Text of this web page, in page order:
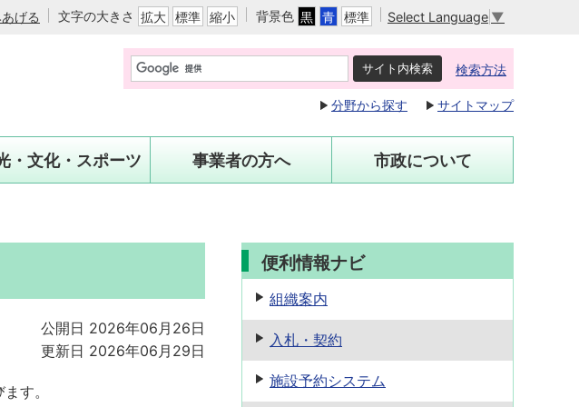
げる 文字の大きさ 拡大 標準 縮小 背景色 黒 青 標準 Select Language ▼
検索方法
分野から探す サイトマップ
・文化・スポーツ 事業者の方へ 市政について
公開日 2026年06月26日
更新日 2026年06月29日
す。
便利情報ナビ
組織案内
入札・契約
施設予約システム